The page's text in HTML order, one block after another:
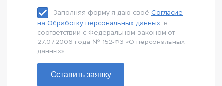
Заполняя форму я даю своё Согласие
на Обработку персональных данных, в
соответствии с Федеральном законом от
27.07.2006 года № 152-Ф3 «О персональных
данных».
Оставить заявку